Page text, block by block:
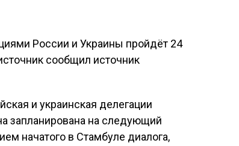
России и Украины пройдёт 24
сообщил источник
и украинская делегации
запланирована на следующий
начатого в Стамбуле диалога,